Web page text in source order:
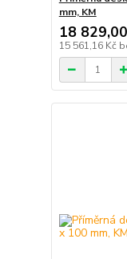
mm, KM
18
15 561,16 Kč